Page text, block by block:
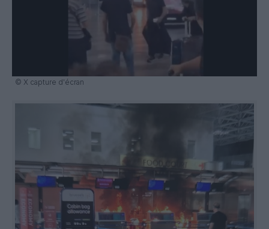
© X capture d'écran